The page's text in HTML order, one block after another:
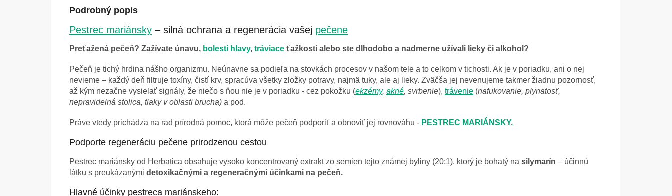
Podrobný popis
Pestrec mariánsky – silná ochrana a regenerácia vašej pečene
Preťažená pečeň? Zažívate únavu, bolesti hlavy, tráviace ťažkosti alebo ste dlhodobo a nadmerne užívali lieky či alkohol?
Pečeň je tichý hrdina nášho organizmu. Neúnavne sa podieľa na stovkách procesov v našom tele a to celkom v tichosti. Ak je v poriadku, ani o nej
nevieme – každý deň filtruje toxíny, čistí krv, spracúva všetky zložky potravy, najmä tuky, ale aj lieky. Zväčša jej nevenujeme takmer žiadnu pozornosť,
až kým nezačne vysielať signály, že niečo s ňou nie je v poriadku - cez pokožku (ekzémy, akné, svrbenie), trávenie (nafukovanie, plynatosť,
nepravidelná stolica, tlaky v oblasti brucha) a pod.
Práve vtedy prichádza na rad prírodná pomoc, ktorá môže pečeň podporiť a obnoviť jej rovnováhu - PESTREC MARIÁNSKY.
Podporte regeneráciu pečene prirodzenou cestou
Pestrec mariánsky od Herbatica obsahuje vysoko koncentrovaný extrakt zo semien tejto známej byliny (20:1), ktorý je bohatý na silymarín – účinnú
látku s preukázanými detoxikačnými a regeneračnými účinkami na pečeň.
Hlavné účinky pestreca mariánskeho: